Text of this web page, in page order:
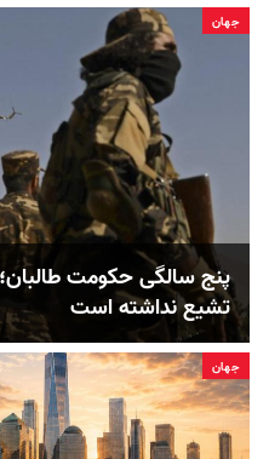
جهان
پنج‌ سالگی حکومت طالبان؛
تشیع نداشته است
جهان